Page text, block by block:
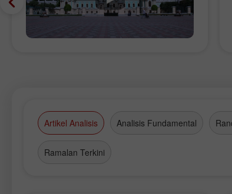
Artikel Analisis Analisis Fundamental
Ramalan Terkini